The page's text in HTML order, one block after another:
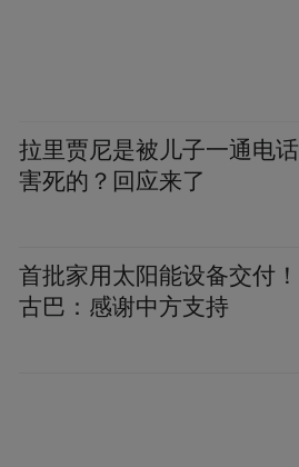
拉里贾尼是被儿子一通电话
害死的？回应来了
首批家用太阳能设备交付！
古巴：感谢中方支持